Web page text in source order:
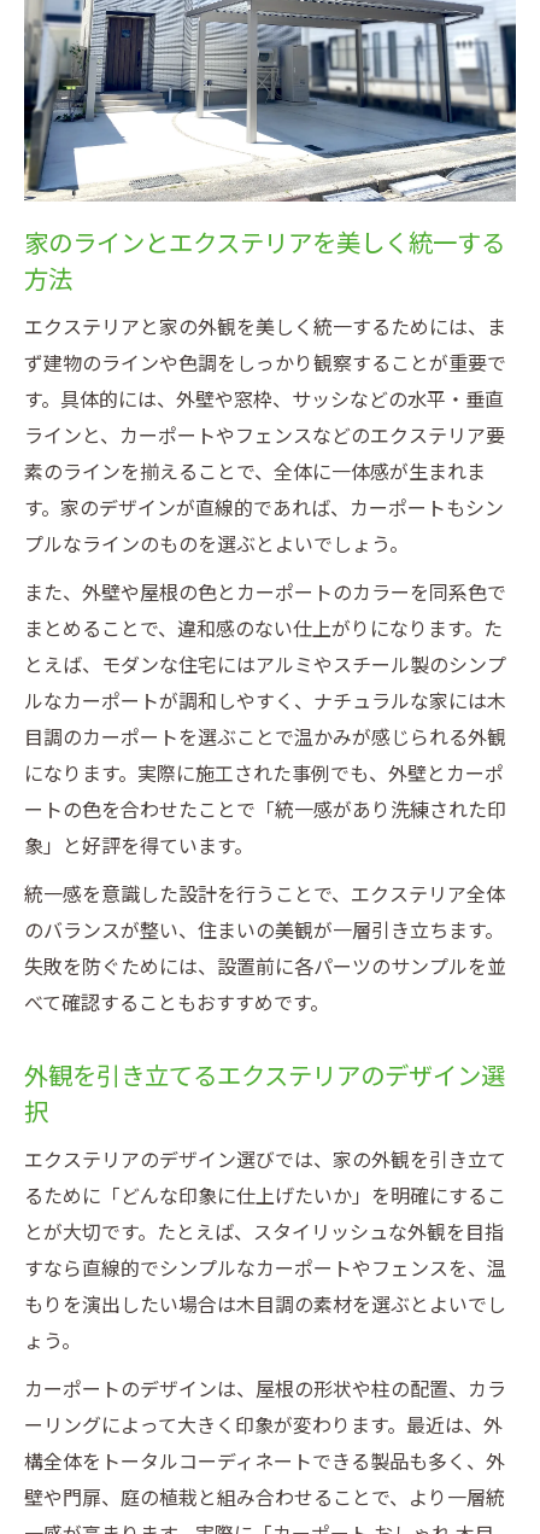
は
エクステリアで後付け感を抑えるカーポー
ト選び
カーポート外構を美しくまとめる配色の工
夫
せる秘訣
エクステリアと木目調カーポートの相性を
考える
木目調デザインで自然な外観に仕上げるコ
ツ
現
木目調カーポートと外構の調和テクニック
おしゃれな庭と一体化するカーポート設計
エクステリアで庭とカーポートを自然につ
なぐ設計
庭と調和するカーポートデザインのポイン
ト
エクステリアでおしゃれな半屋外空間を実
現する方法
カーポート外構で庭のおしゃれ度を高める
工夫
は
エクステリアで際立つシンプルカーポート
の魅力
シンプルデザインで統一感ある外構をつく
る方法
エクステリアとカーポートの無駄のない美
シンプルなカーポート外構で外観を洗練さ
せる
エクステリアでシンプルデザインを活かす
工夫
家のラインとエクステリアを美しく統一する
方法
エクステリアと家の外観を美しく統一するためには、ま
ず建物のラインや色調をしっかり観察することが重要で
す。具体的には、外壁や窓枠、サッシなどの水平・垂直
ラインと、カーポートやフェンスなどのエクステリア要
素のラインを揃えることで、全体に一体感が生まれま
す。家のデザインが直線的であれば、カーポートもシン
プルなラインのものを選ぶとよいでしょう。
また、外壁や屋根の色とカーポートのカラーを同系色で
まとめることで、違和感のない仕上がりになります。た
とえば、モダンな住宅にはアルミやスチール製のシンプ
ルなカーポートが調和しやすく、ナチュラルな家には木
目調のカーポートを選ぶことで温かみが感じられる外観
になります。実際に施工された事例でも、外壁とカーポ
ートの色を合わせたことで「統一感があり洗練された印
象」と好評を得ています。
統一感を意識した設計を行うことで、エクステリア全体
のバランスが整い、住まいの美観が一層引き立ちます。
失敗を防ぐためには、設置前に各パーツのサンプルを並
べて確認することもおすすめです。
外観を引き立てるエクステリアのデザイン選
択
エクステリアのデザイン選びでは、家の外観を引き立て
るために「どんな印象に仕上げたいか」を明確にするこ
とが大切です。たとえば、スタイリッシュな外観を目指
すなら直線的でシンプルなカーポートやフェンスを、温
もりを演出したい場合は木目調の素材を選ぶとよいでし
ょう。
カーポートのデザインは、屋根の形状や柱の配置、カラ
ーリングによって大きく印象が変わります。最近は、外
構全体をトータルコーディネートできる製品も多く、外
壁や門扉、庭の植栽と組み合わせることで、より一層統